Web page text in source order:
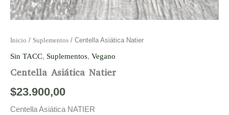
Inicio / Suplementos / Centella Asiática Natier
Sin TACC, Suplementos, Vegano
Centella Asiática Natier
$23.900,00
Centella Asiática NATIER